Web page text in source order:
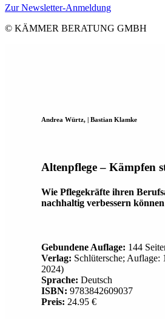
Zur Newsletter-Anmeldung
© KÄMMER BERATUNG GMBH
Andrea Würtz, | Bastian Klamke
Altenpflege – Kämpfen
Wie Pflegekräfte ihren
nachhaltig verbessern können
Gebundene Auflage: 144
Verlag: Schlütersche; Auflage:
2024)
Sprache: Deutsch
ISBN: 9783842609037
Preis: 24.95 €